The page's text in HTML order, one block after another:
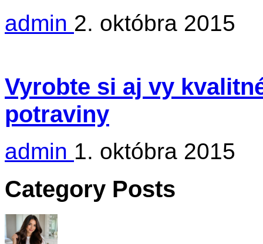
admin 2. októbra 2015
Vyrobte si aj vy
potraviny
admin 1. októbra 2015
Category Posts